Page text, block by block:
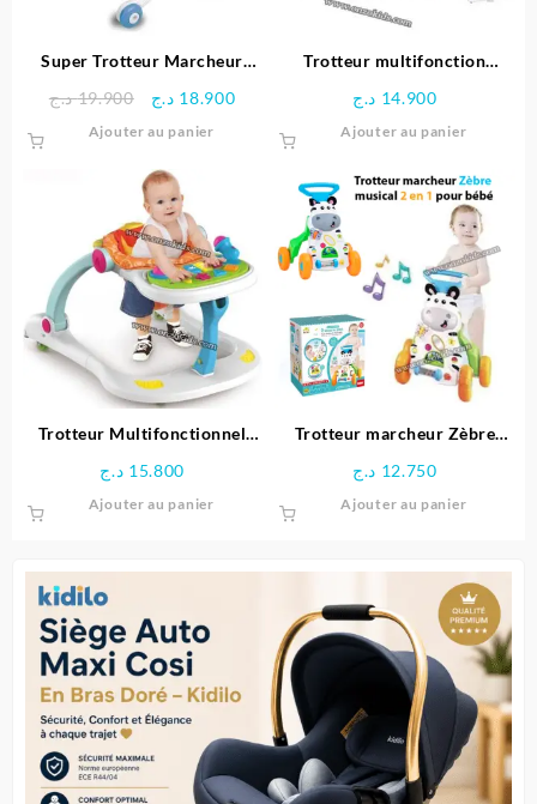
sur
page
Super Trotteur Marcheur
19.900 د.ج
Le
était :
18.900 د.ج
Le
actuel
18.900 د.ج.
Ajouter au panier
Trotteur multifonction
14.900 د.ج
Ajouter au panier
Trotteur Multifonctionnel
15.800 د.ج
Ajouter au panier
Trotteur marcheur Zèbre
12.750 د.ج
Ajouter au panier